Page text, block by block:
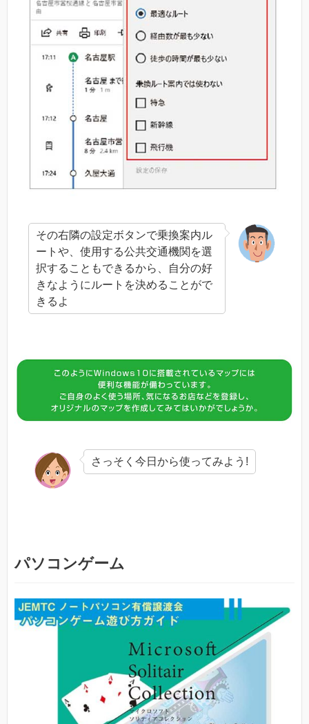
その右隣の設定ボタンで乗換案内ル
ートや、使用する公共交通機関を選
択することもできるから、自分の好
きなようにルートを決めることがで
きるよ
さっそく今日から使ってみよう!
パソコンゲーム